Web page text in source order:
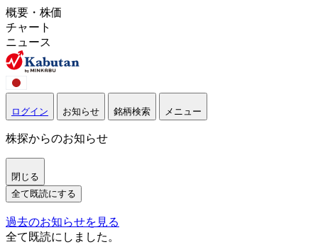
概要・株価
チャート
ニュース
ログイン お知らせ 銘柄検索 メニュー
株探からのお知らせ
閉じる
全て既読にする
過去のお知らせを見る
全て既読にしました。